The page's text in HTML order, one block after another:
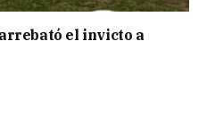
el invicto a